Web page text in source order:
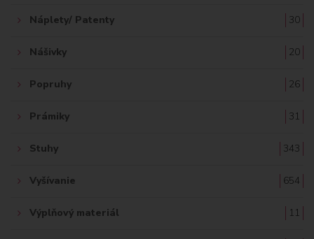
Náplety/ Patenty 30
Nášivky 20
Popruhy 26
Prámiky 31
Stuhy 343
Vyšívanie 654
Výplňový materiál 11